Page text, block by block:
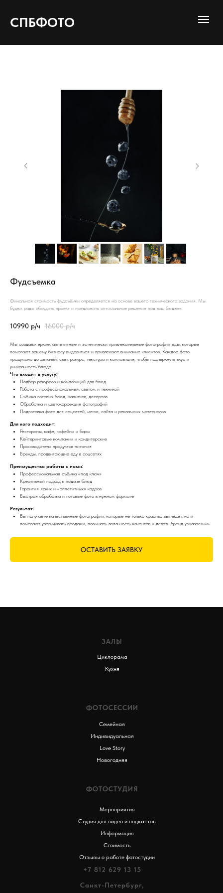
СПБФОТО
Фудсъемка
Финальная стоимость фудсъёмки определяется на основе вашего технического задания. Мы
будем рады обсудить проект и предложить оптимальное решение под ваш бюджет.
10990 р/ч 16000 р/ч
Мы создаём яркие, аппетитные и эстетически привлекательные фотографии еды, которые
помогают вашему бизнесу выделиться и привлекают внимание клиентов. Каждое фото
продумано до деталей: свет, ракурс, текстура и композиция, чтобы подчеркнуть вкус и
уникальность блюда.
Что входит в услугу:
Подбор ракурсов и композиций для блюд
Работа с профессиональным светом и техникой
Съёмка готовых блюд, напитков, десертов
Обработка и цветокоррекция фотографий
Подготовка фото для соцсетей, меню, сайта и рекламных материалов
Для кого подходит:
Рестораны, кафе, кофейни и бары
Кейтеринговые компании и кондитерские
Производители продуктов питания
Бренды, продвигающие еду в соцсетях
Преимущества работы с нами:
Профессиональная съёмка «под ключ»
Креативный подход к подаче блюд
Гарантия ярких и «аппетитных» кадров
Быстрая обработка и готовые фото в нужном формате
Результат:
Вы получаете качественные фотографии, которые не только красиво выглядят, но и
помогают увеличивать продажи, повышать лояльность клиентов и делать бренд узнаваемым.
ОСТАВИТЬ ЗАЯВКУ
ЗАЛЫ
Циклорама
Кухня
ФОТОСЕССИИ
Семейная
Индивидуальная
Love Story
Новогодняя
ФОТОСТУДИЯ
Мероприятия
Студия для видео и подкастов
Информация
Стоимость
Отзывы о работе фотостудии
+7 812 629 13 15
Санкт-Петербург,